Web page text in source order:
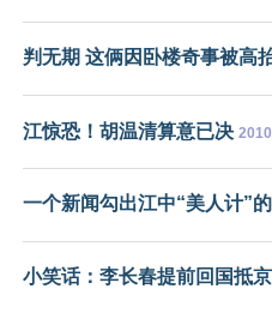
判无期 这俩因卧楼奇事被高
江惊恐！胡温清算意已决
一个新闻勾出江中“美人计”
小笑话：李长春提前回国抵